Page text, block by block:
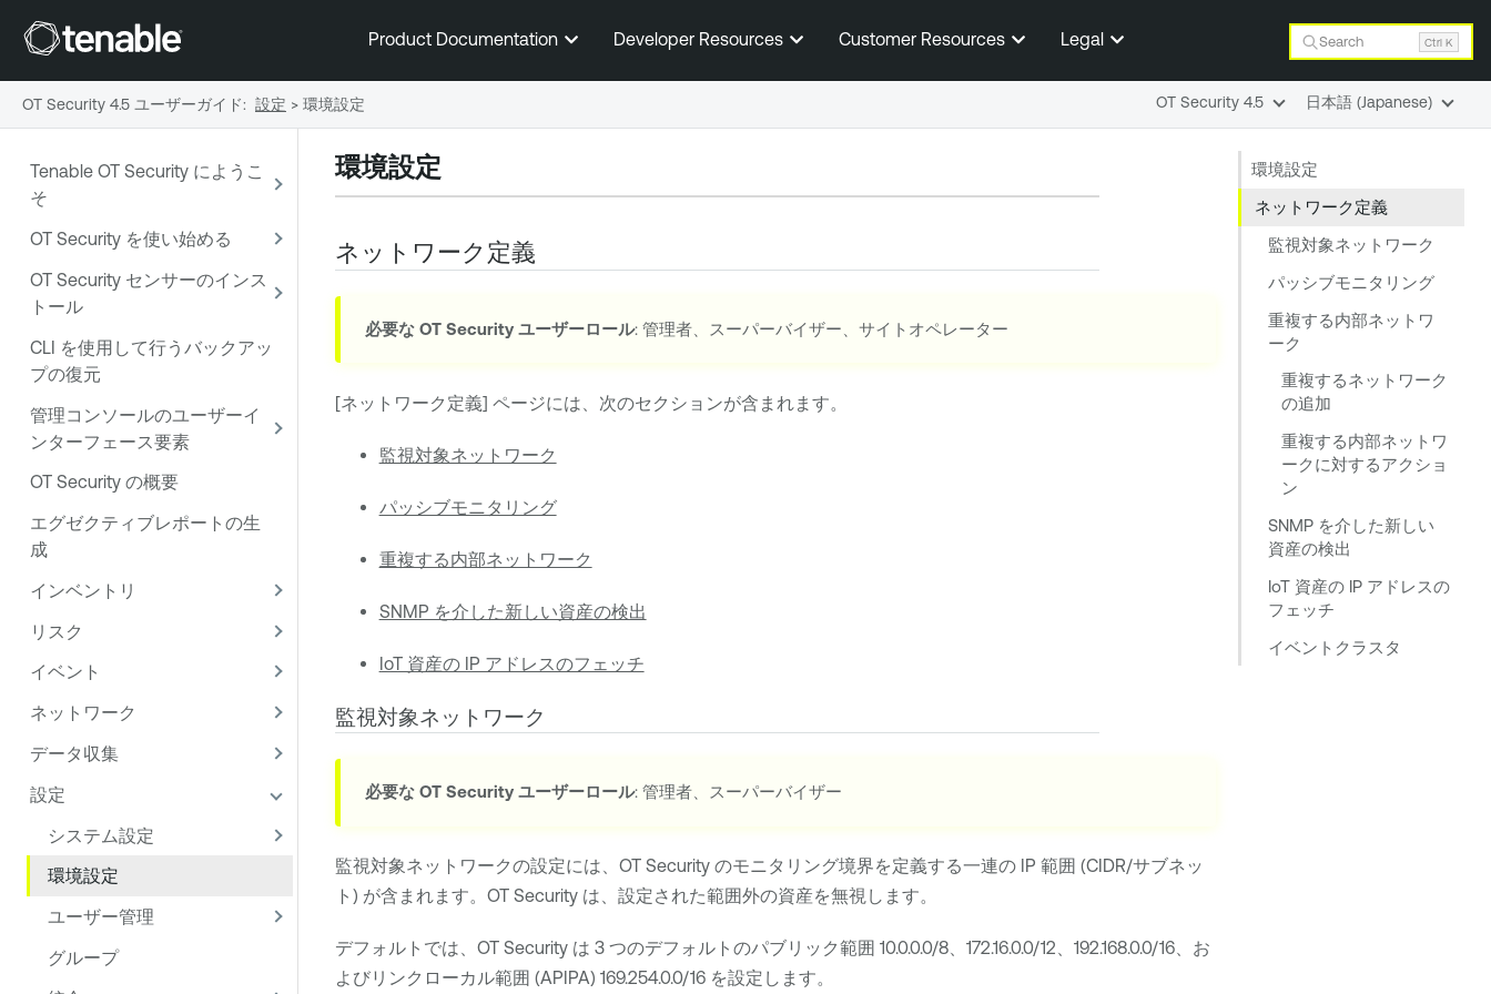
メインコンテンツに移動する
Product Documentation Developer Resources Customer Resources Legal Search Ctrl K
Tenable OT Security にようこ
そ
OT Security を使い始める
OT Security センサーのインス
トール
CLI を使用して行うバックアッ
プの復元
管理コンソールのユーザーイ
ンターフェース要素
OT Security の概要
エグゼクティブレポートの生
成
インベントリ
リスク
イベント
ネットワーク
データ収集
設定
システム設定
環境設定
ユーザー管理
グループ
環境設定
ネットワーク定義
監視対象ネットワーク
パッシブモニタリング
重複する内部ネットワ
ーク
重複するネットワーク
の追加
重複する内部ネットワ
ークに対するアクショ
ン
SNMP を介した新しい
資産の検出
IoT 資産の IP アドレスの
フェッチ
イベントクラスタ
環境設定
ネットワーク定義
必要なOT Security ユーザーロール: 管理者、スーパーバイザー、サイトオペレーター
[ネットワーク定義] ページには、次のセクションが含まれます。
監視対象ネットワーク
パッシブモニタリング
重複する内部ネットワーク
SNMP を介した新しい資産の検出
IoT 資産の IP アドレスのフェッチ
監視対象ネットワーク
必要なOT Security ユーザーロール: 管理者、スーパーバイザー
監視対象ネットワークの設定には、 OT Securityのモニタリング境界を定義する一連の IP 範囲 (CIDR/サブネッ
ト) が含まれます。 OT Securityは、設定された範囲外の資産を無視します。
デフォルトでは、 OT Securityは 3 つのデフォルトのパブリック範囲 10.0.0.0/8、172.16.0.0/12、192.168.0.0/16、お
よびリンクローカル範囲 (APIPA) 169.254.0.0/16 を設定します。
OT Security 4.5 ユーザーガイド: 設定 > 環境設定 OT Security 4.5 日本語 (Japanese)